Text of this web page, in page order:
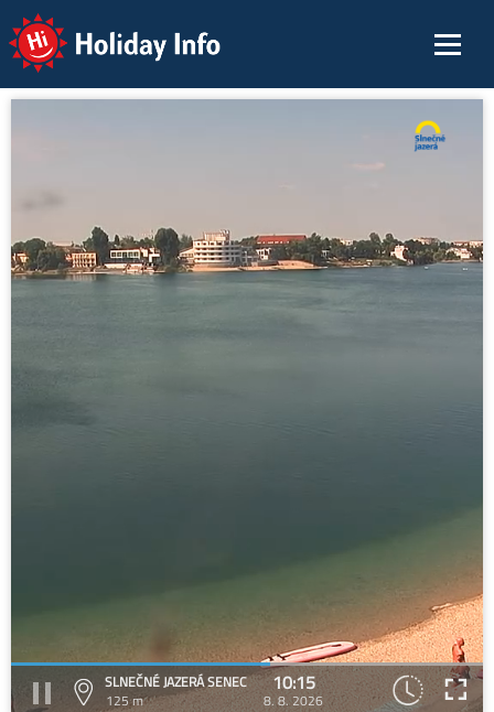
Holiday Info
SLNEČNÉ JAZERÁ SENEC
125 m
10:15
8. 8. 2026